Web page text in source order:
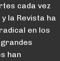
cada vez
la Revista ha
en los
han